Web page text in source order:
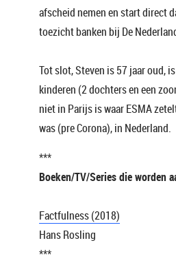
afscheid nemen en start direct
toezicht banken bij De
Tot slot, Steven is 57 jaar oud,
kinderen (2 dochters en een
niet in Parijs is waar ESMA
was (pre Corona), in Nederland.
***
Boeken/TV/Series die worden
Factfulness (2018)
Hans Rosling
***